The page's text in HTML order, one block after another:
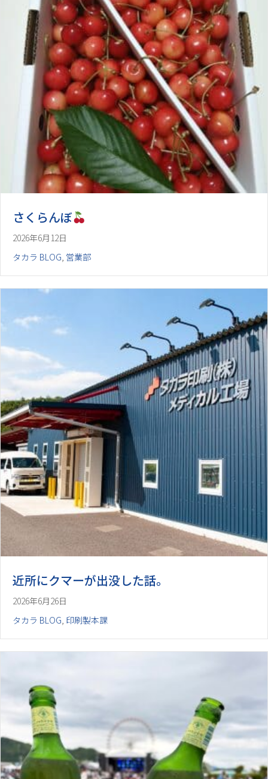
さくらんぼ
2026年6月12日
タカラ BLOG 営業部
近所にクマーが出没した話。
2026年6月26日
タカラ BLOG 印刷製本課